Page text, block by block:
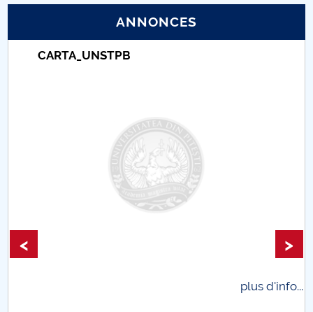
Proiect (PRIM STUD)
Protection des données personnelles
Université pour la communauté
Comisie de etica unversitară
ANNONCES
CARTA_UNSTPB
plus d'info...
< >